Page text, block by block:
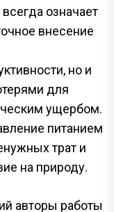
означает
внесение
но и
для
ущербом.
питанием
трат и
на природу.
авторы работы